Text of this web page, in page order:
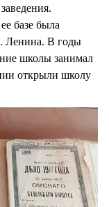
базе была
Ленина. В годы
школы занимал
открыли школу